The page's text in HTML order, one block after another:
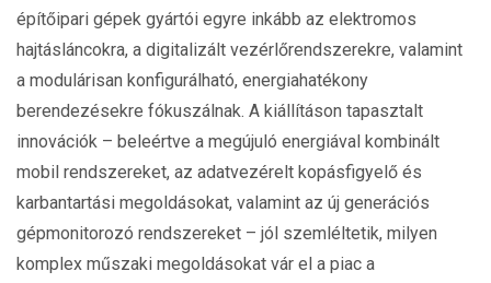
építőipari gépek gyártói egyre inkább az elektromos
hajtásláncokra, a digitalizált vezérlőrendszerekre, valamint
a modulárisan konfigurálható, energiahatékony
berendezésekre fókuszálnak. A kiállításon tapasztalt
innovációk – beleértve a megújuló energiával kombinált
mobil rendszereket, az adatvezérelt kopásfigyelő és
karbantartási megoldásokat, valamint az új generációs
gépmonitorozó rendszereket – jól szemléltetik, milyen
komplex műszaki megoldásokat vár el a piac a